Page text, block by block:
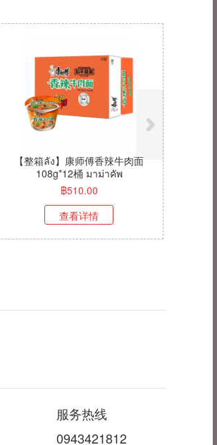
【10个月】康师傅方便面红烧牛
肉面109g มาม่าคัพ ตรา"คังซือฝู"
(แดง)
฿45.00
查看详情
服务热线
0943421812